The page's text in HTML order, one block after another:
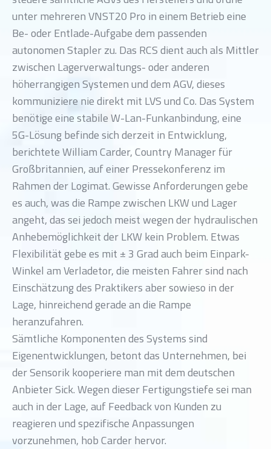
unter mehreren VNST20 Pro in einem Betrieb eine
Be- oder Entlade-Aufgabe dem passenden
autonomen Stapler zu. Das RCS dient auch als Mittler
zwischen Lagerverwaltungs- oder anderen
höherrangigen Systemen und dem AGV, dieses
kommuniziere nie direkt mit LVS und Co. Das System
benötige eine stabile W-Lan-Funkanbindung, eine
5G-Lösung befinde sich derzeit in Entwicklung,
berichtete William Carder, Country Manager für
Großbritannien, auf einer Pressekonferenz im
Rahmen der Logimat. Gewisse Anforderungen gebe
es auch, was die Rampe zwischen LKW und Lager
angeht, das sei jedoch meist wegen der hydraulischen
Anhebemöglichkeit der LKW kein Problem. Etwas
Flexibilität gebe es mit ± 3 Grad auch beim Einpark-
Winkel am Verladetor, die meisten Fahrer sind nach
Einschätzung des Praktikers aber sowieso in der
Lage, hinreichend gerade an die Rampe
heranzufahren.
Sämtliche Komponenten des Systems sind
Eigenentwicklungen, betont das Unternehmen, bei
der Sensorik kooperiere man mit dem deutschen
Anbieter Sick. Wegen dieser Fertigungstiefe sei man
auch in der Lage, auf Feedback von Kunden zu
reagieren und spezifische Anpassungen
vorzunehmen, hob Carder hervor.